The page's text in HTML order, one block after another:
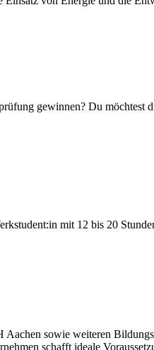
gewinnen? Du möchtest
mit 12 bis 20
Aachen sowie weiteren
schafft ideale